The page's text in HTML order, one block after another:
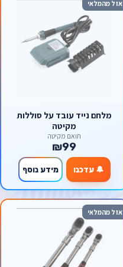
אזל מהמלאי
מלחם נייד עובד על סוללות
מקיטה
תואם מקיטה
₪99
🔔 עדכנו מידע נוסף
אזל מהמלאי